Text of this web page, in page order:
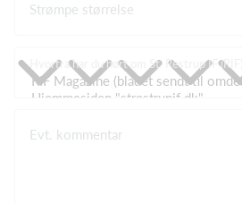
Strømpe størrelse
Hvorfra har du hørt om St. Restrup IF (RIF)?
Evt. kommentar